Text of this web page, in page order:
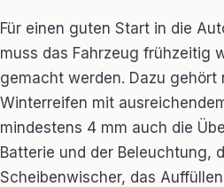
Für einen guten Start in die
muss das Fahrzeug frühzeitig
gemacht werden. Dazu gehört
Winterreifen mit
mindestens 4 mm auch die
Batterie und der Beleuchtung,
Scheibenwischer, das